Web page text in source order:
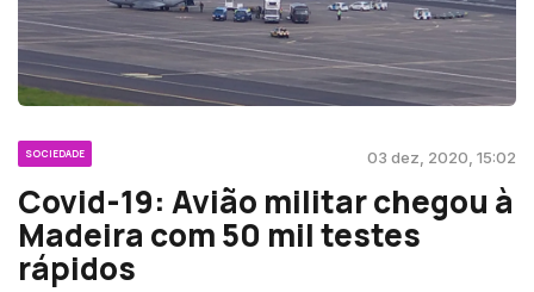
SOCIEDADE 03 dez, 2020, 15:02
Covid-19: Avião militar chegou à
Madeira com 50 mil testes
rápidos